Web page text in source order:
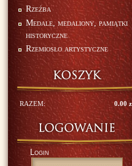
Rzeźba
Medale, medaliony, pamiątki
historyczne
Rzemiosło artystyczne
RAZEM: 0.00
Login